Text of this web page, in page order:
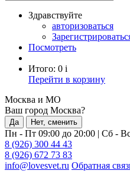
Здравствуйте
авторизоваться
Посмотреть
Итого: 0 i
Перейти в корзину
Москва и МО
Ваш город Москва?
Да Нет, сменить
Пн - Пт 09:00 до 20:00 | Сб -
8 (926) 300 44 43
8 (926) 672 73 83
info@lovesvet.ru Обратная